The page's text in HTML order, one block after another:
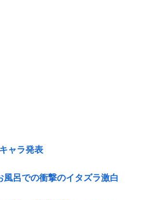
ャラ発表
風呂での衝撃のイタズラ激白